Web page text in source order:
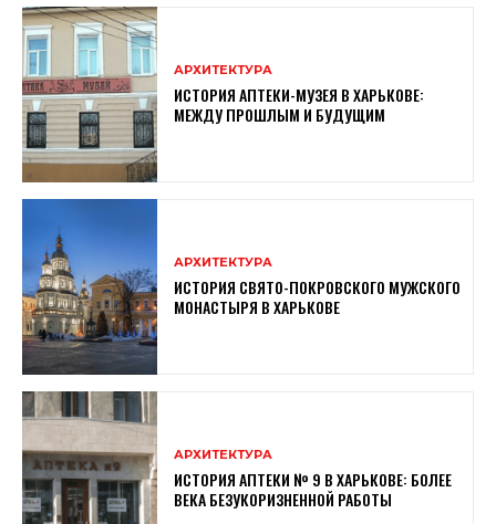
АРХИТЕКТУРА
ИСТОРИЯ АПТЕКИ-МУЗЕЯ В ХАРЬКОВЕ:
МЕЖДУ ПРОШЛЫМ И БУДУЩИМ
АРХИТЕКТУРА
ИСТОРИЯ СВЯТО-ПОКРОВСКОГО МУЖСКОГО
МОНАСТЫРЯ В ХАРЬКОВЕ
АРХИТЕКТУРА
ИСТОРИЯ АПТЕКИ № 9 В ХАРЬКОВЕ: БОЛЕЕ
ВЕКА БЕЗУКОРИЗНЕННОЙ РАБОТЫ